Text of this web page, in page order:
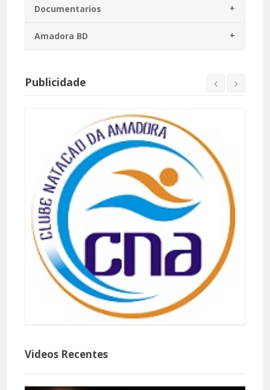
Documentarios
Amadora BD
Publicidade
Videos Recentes